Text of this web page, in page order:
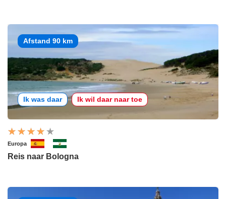
Afstand 90 km
Ik was daar Ik wil daar naar toe
Europa
Reis naar Bologna